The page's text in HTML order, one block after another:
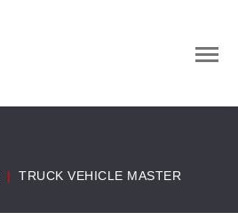
TRUCK VEHICLE MASTER